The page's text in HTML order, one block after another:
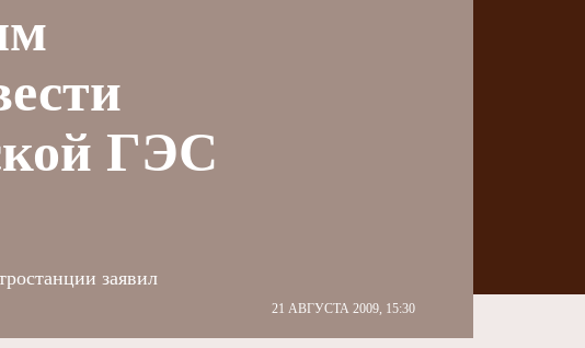
ГЭС
21 АВГУСТА 2009, 15:30
заявил